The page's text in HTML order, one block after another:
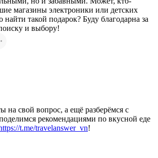
магазины электроники или детских
найти такой подарок? Буду благодарна за
и выбору!
на свой вопрос, а ещё разберёмся с
рекомендациями по вкусной еде
t.me/travelanswer_vn!